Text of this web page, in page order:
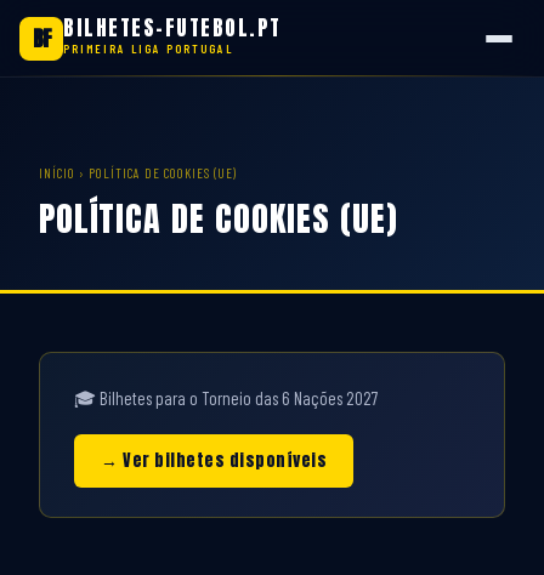
BF BILHETES-FUTEBOL.PT
PRIMEIRA LIGA PORTUGAL
conteúdo
INÍCIO › POLÍTICA DE COOKIES (UE)
POLÍTICA DE COOKIES (UE)
🎓 Bilhetes para o Torneio das 6 Nações 2027
→ Ver bilhetes disponíveis